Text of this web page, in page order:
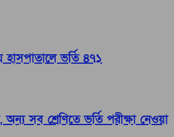
হাসপাতালে ভর্তি ৪৭১
অন্য সব শ্রেণিতে ভর্তি পরীক্ষা নেওয়া